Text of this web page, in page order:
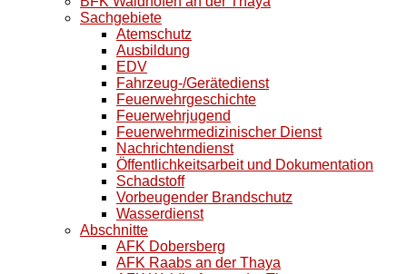
Sachgebiete
Atemschutz
Ausbildung
EDV
Fahrzeug-/Gerätedienst
Feuerwehrgeschichte
Feuerwehrjugend
Feuerwehrmedizinischer Dienst
Nachrichtendienst
Öffentlichkeitsarbeit und Dokumentation
Schadstoff
Vorbeugender Brandschutz
Wasserdienst
Abschnitte
AFK Dobersberg
AFK Raabs an der Thaya